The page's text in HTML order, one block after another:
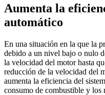
Aumenta la
automático
En una situación en la que la
debido a un nivel bajo o nulo
la velocidad del motor hasta
reducción de la velocidad del
aumenta la eficiencia del
consumo de combustible y los